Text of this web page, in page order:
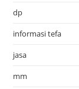
dp
informasi tefa
jasa
mm